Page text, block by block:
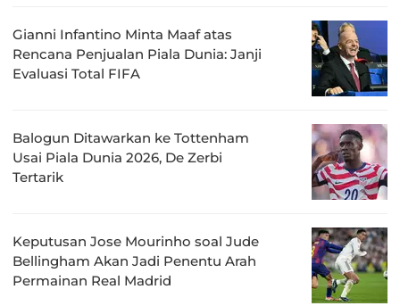
Gianni Infantino Minta Maaf atas
Rencana Penjualan Piala Dunia: Janji
Evaluasi Total FIFA
Balogun Ditawarkan ke Tottenham
Usai Piala Dunia 2026, De Zerbi
Tertarik
Keputusan Jose Mourinho soal Jude
Bellingham Akan Jadi Penentu Arah
Permainan Real Madrid